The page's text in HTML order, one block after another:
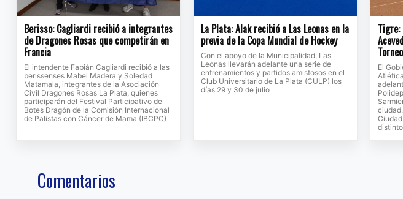
Berisso: Cagliardi recibió a integrantes
de Dragones Rosas que competirán en
Francia
El intendente Fabián Cagliardi recibió a las
berissenses Mabel Madera y Soledad
Matamala, integrantes de la Asociación
Civil Dragones Rosas La Plata, quienes
participarán del Festival Participativo de
Botes Dragón de la Comisión Internacional
de Palistas con Cáncer de Mama (IBCPC)
La Plata: Alak recibió a Las Leonas en la
previa de la Copa Mundial de Hockey
Con el apoyo de la Municipalidad, Las
Leonas llevarán adelante una serie de
entrenamientos y partidos amistosos en el
Club Universitario de La Plata (CULP) los
días 29 y 30 de julio
Tigre:
El
Comentarios